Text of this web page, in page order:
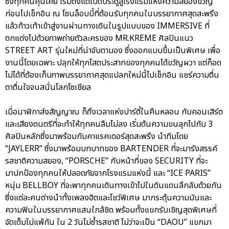
ก่อนไปเช็กอิน ณ โซนล็อบบี้ที่ต้อนรับทุกคนในบรรยากาศสุดสะพรึง
แล้วก้าวเท้าเข้าสู่งานผ่านทางเดินในรูปแบบของ IMMERSIVE ที่
ตกแต่งไปด้วยภาพถ่ายตัวละครของ MR.KREME ศิลปินแนว
STREET ART รุ่นใหม่ที่น่าจับตามอง ซึ่งออกแบบขึ้นเป็นพิเศษ เพื่อ
งานนี้โดยเฉพาะ ปลุกให้ทุกโสตประสาทของทุกคนได้ขวัญผวา แต่ก็อด
ไม่ได้ที่ต้องเก็บภาพบรรยากาศสุดแปลกใหม่นี้ไปเช็กอิน แชร์ความตื่น
ตาตื่นใจจนสนั่นโลกโซเชียล
เมื่อนาฬิกาส่งสัญญาณ ก็ถึงเวลาแห่งปาร์ตี้ในคืนหลอน กับคอนเสิร์ต
และเสียงดนตรีที่จะทำให้ทุกคนลืมไม่ลง เริ่มต้นความขนลุกไปกับ 3
ศิลปินหลักซึ่งมาพร้อมกับคาแรคเตอร์สุดสะพรึง นำทีมโดย
“JAYLERR” ซึ่งมาพร้อมบทบาทของ BARTENDER ที่จะมารังสรรค์
รสชาติความสยอง, “PORSCHE” กับหน้าที่ของ SECURITY ที่จะ
มาปกป้องทุกคนให้ปลอดภัยจากโรงแรมแห่งนี้ และ “ICE PARIS”
หนุ่ม BELLBOY ที่จะพาทุกคนเดินทางเข้าไปในดินแดนลึกลับด้วยกัน
ซึ่งแต่ละคนต่างนำทั้งเพลงฮิตและโชว์พิเศษ มากระตุ้นความมันและ
ความฟินในบรรยากาศแสนใกล้ชิด พร้อมทั้งแขกรับเชิญสุดพิเศษที่
จัดเต็มไม่แพ้กัน ใน 2 วันไม่ซ้ำรสชาติ ไม่ว่าจะเป็น “DAOU” แขกมา